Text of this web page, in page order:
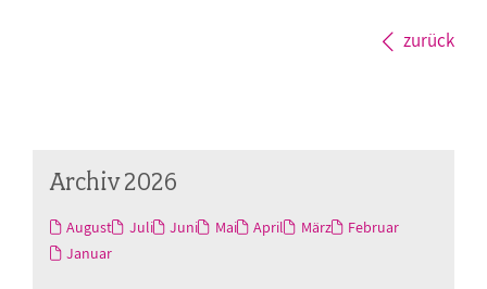
zurück
Archiv 2026
August Juli Juni Mai April März
Februar
Januar